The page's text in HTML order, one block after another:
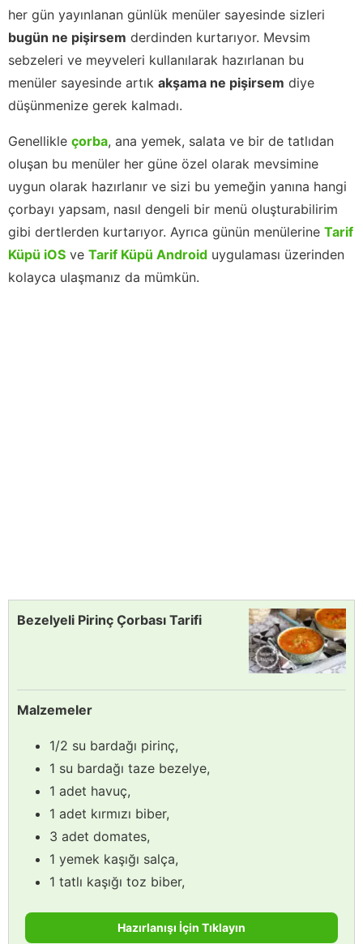
her gün yayınlanan günlük menüler sayesinde sizleri
bugün ne pişirsem derdinden kurtarıyor. Mevsim
sebzeleri ve meyveleri kullanılarak hazırlanan bu
menüler sayesinde artık akşama ne pişirsem diye
düşünmenize gerek kalmadı.
Genellikle çorba, ana yemek, salata ve bir de tatlıdan
oluşan bu menüler her güne özel olarak mevsimine
uygun olarak hazırlanır ve sizi bu yemeğin yanına hangi
çorbayı yapsam, nasıl dengeli bir menü oluşturabilirim
gibi dertlerden kurtarıyor. Ayrıca günün menülerine Tarif
Küpü iOS ve Tarif Küpü Android uygulaması üzerinden
kolayca ulaşmanız da mümkün.
Bezelyeli Pirinç Çorbası Tarifi
Malzemeler
1/2 su bardağı pirinç,
1 su bardağı taze bezelye,
1 adet havuç,
1 adet kırmızı biber,
3 adet domates,
1 yemek kaşığı salça,
1 tatlı kaşığı toz biber,
Hazırlanışı İçin Tıklayın